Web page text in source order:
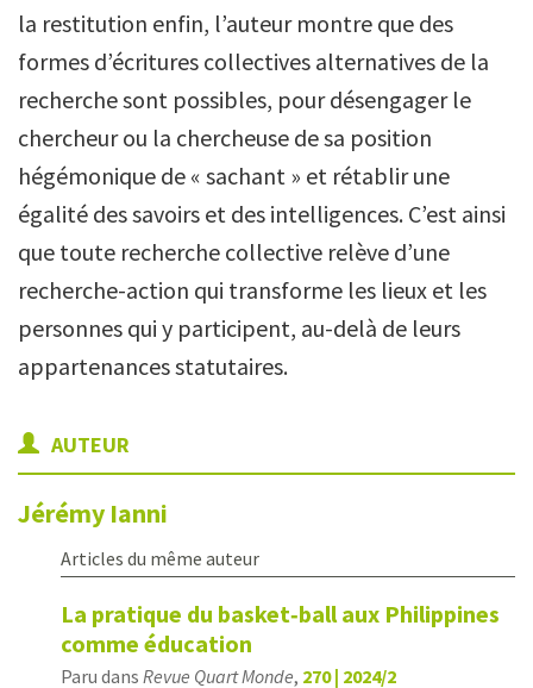
la restitution enfin, l’auteur montre que des
formes d’écritures collectives alternatives de la
recherche sont possibles, pour désengager le
chercheur ou la chercheuse de sa position
hégémonique de « sachant » et rétablir une
égalité des savoirs et des intelligences. C’est ainsi
que toute recherche collective relève d’une
recherche-action qui transforme les lieux et les
personnes qui y participent, au-delà de leurs
appartenances statutaires.
AUTEUR
Jérémy Ianni
Articles du même auteur
La pratique du basket‑ball aux Philippines
comme éducation
Paru dans Revue Quart Monde, 270 | 2024/2